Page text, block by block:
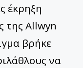
έκρηξη
της Allwyn
βρήκε
να